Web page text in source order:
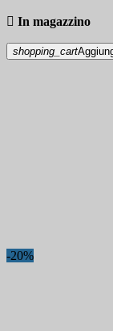
 In magazzino
shopping_cart
-20%